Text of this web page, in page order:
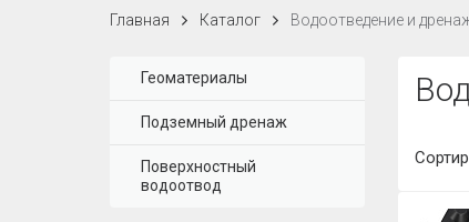
Главная Каталог Водоотведение и
Геоматериалы
Подземный дренаж
Поверхностный
водоотвод